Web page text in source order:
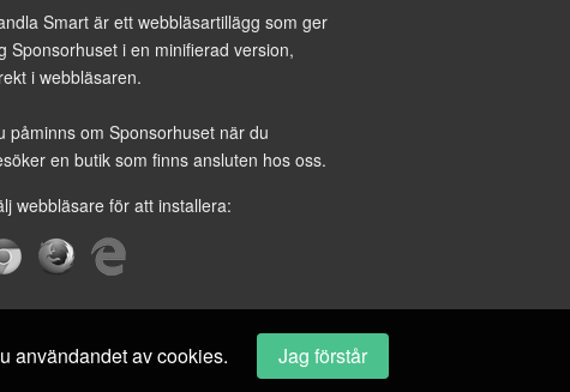
Smart är ett webbläsartillägg som ger
Sponsorhuset i en minifierad version,
i webbläsaren.
påminns om Sponsorhuset när du
en butik som finns ansluten hos oss.
webbläsare för att installera:
användandet av cookies. Jag förstår